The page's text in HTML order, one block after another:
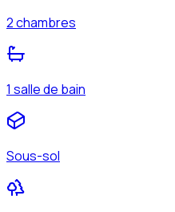
2 chambres
1 salle de bain
Sous-sol